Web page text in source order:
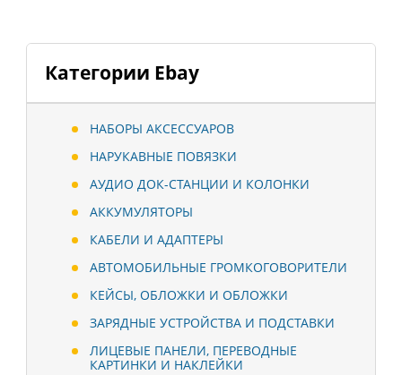
Категории Ebay
НАБОРЫ АКСЕССУАРОВ
НАРУКАВНЫЕ ПОВЯЗКИ
АУДИО ДОК-СТАНЦИИ И КОЛОНКИ
АККУМУЛЯТОРЫ
КАБЕЛИ И АДАПТЕРЫ
АВТОМОБИЛЬНЫЕ ГРОМКОГОВОРИТЕЛИ
КЕЙСЫ, ОБЛОЖКИ И ОБЛОЖКИ
ЗАРЯДНЫЕ УСТРОЙСТВА И ПОДСТАВКИ
ЛИЦЕВЫЕ ПАНЕЛИ, ПЕРЕВОДНЫЕ
КАРТИНКИ И НАКЛЕЙКИ